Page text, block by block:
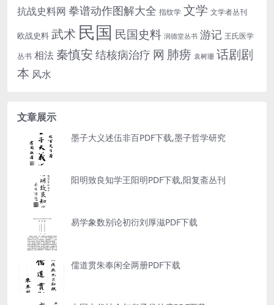
抗战史料网 拳谱动作图解大全 指纹学 文学 文学者丛刊
欧战史料 武术 民国 民国史料 润德堂丛书 游记 王氏医学
丛书 相法 秦慎安 结核病治疗 网 肺痨 袁树珊 话剧剧
本 风水
文章展示
墨子大义述伍非百PDF下载,墨子哲学研究
阳明致良知学王阳明PDF下载,阳复斋丛刊
易学象数别论初衍刘厚滋PDF下载
儒道贯朱奉闲全两册PDF下载